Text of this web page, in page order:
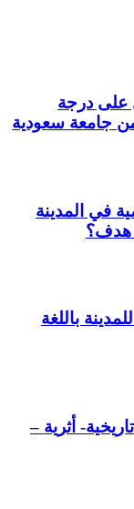
على درجة
جامعة سعودية
في المدينة
هدف؟
باللغة
أثرية –